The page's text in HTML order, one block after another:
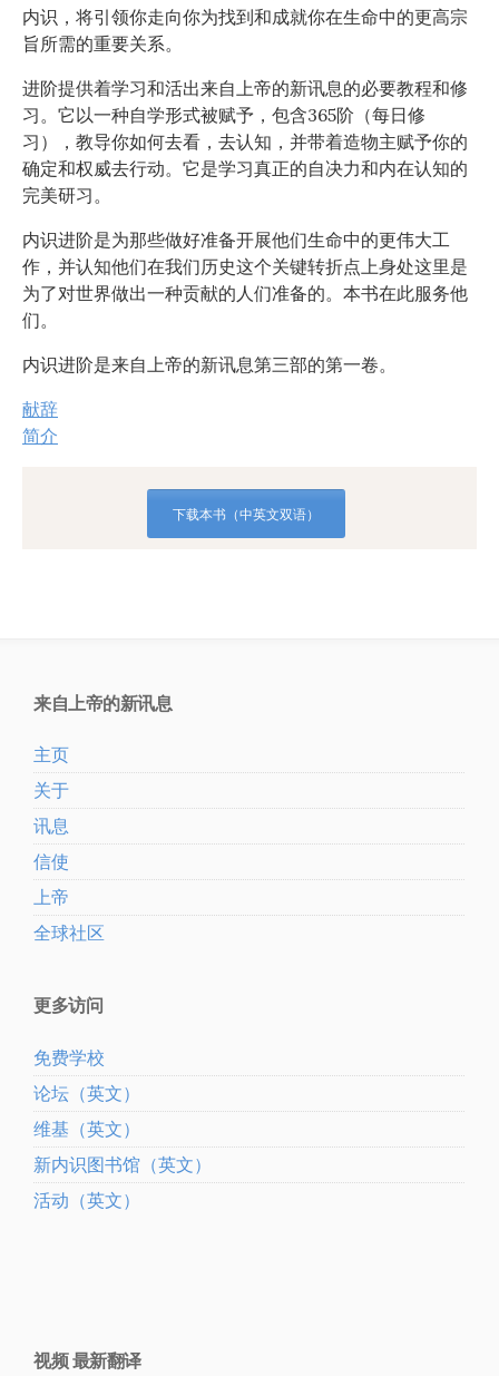
内识，将引领你走向你为找到和成就你在生命中的更高宗
旨所需的重要关系。
进阶提供着学习和活出来自上帝的新讯息的必要教程和修
习。它以一种自学形式被赋予，包含365阶（每日修
习），教导你如何去看，去认知，并带着造物主赋予你的
确定和权威去行动。它是学习真正的自决力和内在认知的
完美研习。
内识进阶是为那些做好准备开展他们生命中的更伟大工
作，并认知他们在我们历史这个关键转折点上身处这里是
为了对世界做出一种贡献的人们准备的。本书在此服务他
们。
内识进阶是来自上帝的新讯息第三部的第一卷。
献辞
简介
下载本书（中英文双语）
来自上帝的新讯息
主页
关于
讯息
信使
上帝
全球社区
更多访问
免费学校
论坛（英文）
维基（英文）
新内识图书馆（英文）
活动（英文）
视频 最新翻译